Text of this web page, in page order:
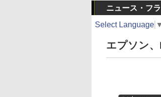
ニュース・フ
Select Language
エプソン